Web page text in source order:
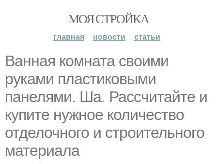
МОЯ СТРОЙКА
главная новости статьи
Ванная комната своими
руками пластиковыми
панелями. Ша. Рассчитайте и
купите нужное количество
отделочного и строительного
материала